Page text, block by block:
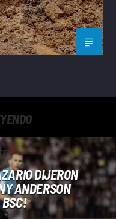
DIJERON
ANDERSON
BSC!